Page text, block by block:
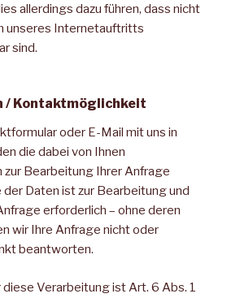
allerdings dazu führen, dass nicht
unseres Internetauftritts
sind.
/ Kontaktmöglichkeit
oder E-Mail mit uns in
die dabei von Ihnen
Bearbeitung Ihrer Anfrage
Daten ist zur Bearbeitung und
erforderlich – ohne deren
wir Ihre Anfrage nicht oder
beantworten.
Verarbeitung ist Art. 6 Abs. 1